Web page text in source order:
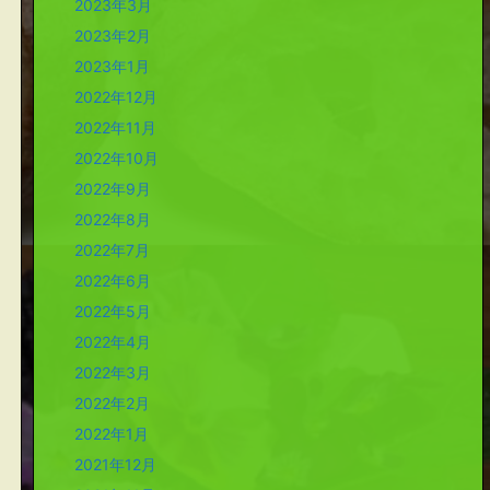
2023年3月
2023年2月
2023年1月
2022年12月
2022年11月
2022年10月
2022年9月
2022年8月
2022年7月
2022年6月
2022年5月
2022年4月
2022年3月
2022年2月
2022年1月
2021年12月